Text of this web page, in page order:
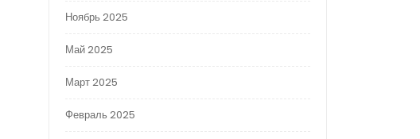
Ноябрь 2025
Май 2025
Март 2025
Февраль 2025